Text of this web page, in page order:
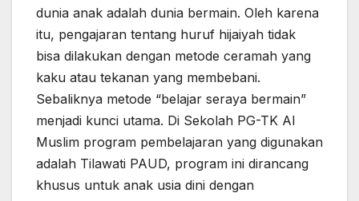
dunia anak adalah dunia bermain. Oleh karena
itu, pengajaran tentang huruf hijaiyah tidak
bisa dilakukan dengan metode ceramah yang
kaku atau tekanan yang membebani.
Sebaliknya metode “belajar seraya bermain”
menjadi kunci utama. Di Sekolah PG-TK Al
Muslim program pembelajaran yang digunakan
adalah Tilawati PAUD, program ini dirancang
khusus untuk anak usia dini dengan